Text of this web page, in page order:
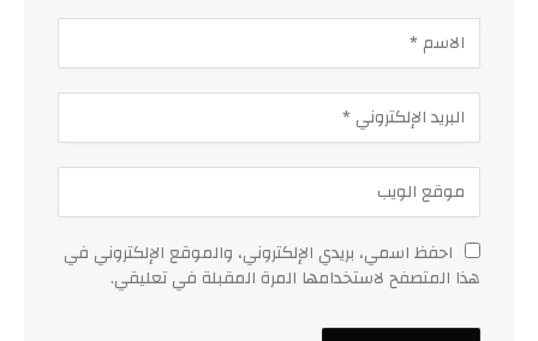
احفظ اسمي، بريدي الإلكتروني، والموقع الإلكتروني في
هذا المتصفح لاستخدامها المرة المقبلة في تعليقي.